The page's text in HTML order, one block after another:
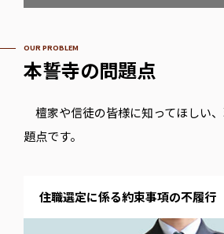
OUR PROBLEM
本誓寺の問題点
檀家や信徒の皆様に知ってほしい
題点です。
住職選定に係る約束事項の不履行